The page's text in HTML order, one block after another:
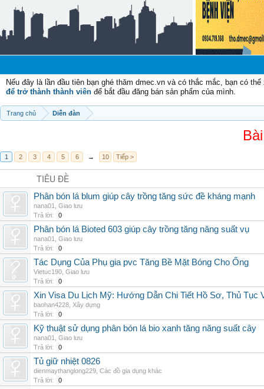
Nếu đây là lần đầu tiên bạn ghé thăm dmec.vn và có thắc mắc, bạn có
để trở thành thành viên để bắt đầu đăng bán sản phẩm của mình.
Trang chủ Diễn đàn
1 2 3 4 5 6 → 10 Tiếp >
TIÊU ĐỀ
Phân bón lá blum giúp cây trồng tăng sức đề kháng mạnh
nana01
Giao lưu
Trả lời:
0
Phân bón lá Bioted 603 giúp cây trồng tăng năng suất vụ
nana01
Giao lưu
Trả lời:
0
Tác Dụng Của Phụ gia pvc Tăng Bề Mặt Bóng Cho Ống
Vietuc190 Giao lưu
Trả lời:
0
Xin Visa Du Lịch Mỹ: Hướng Dẫn Chi Tiết Hồ Sơ, Thủ Tục
baohan4228 Xây dựng
Trả lời:
0
Kỹ thuật sử dụng phân bón lá bio xanh tăng năng suất cây
nana01
Giao lưu
Trả lời:
0
Tủ giữ nhiệt 0826
dienmaythanglong229 Các đồ gia dụng khác
Trả lời:
0